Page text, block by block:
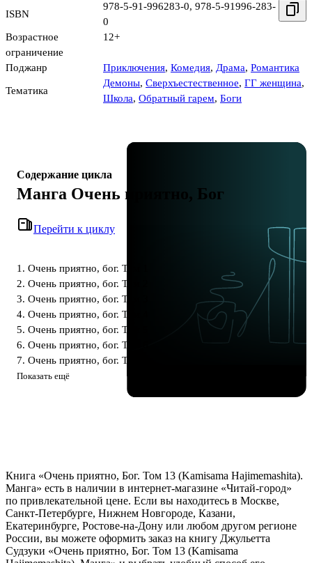
ISBN
978-5-91-996283-0, 978-5-91996-283-
0
Возрастное
ограничение
12+
Поджанр Приключения, Комедия, Драма, Романтика
Тематика
Демоны, Сверхъестественное, ГГ женщина,
Школа, Обратный гарем, Боги
Содержание цикла
Манга Очень приятно, Бог
Перейти к циклу
1. Очень приятно, бог. Том 1
2. Очень приятно, бог. Том 2
3. Очень приятно, бог. Том 3
4. Очень приятно, бог. Том 4
5. Очень приятно, бог. Том 5
6. Очень приятно, бог. Том 6
7. Очень приятно, бог. Том 7
Показать ещё
Книга «Очень приятно, Бог. Том 13 (Kamisama Hajimemashita).
Манга» есть в наличии в интернет-магазине «Читай-город»
по привлекательной цене. Если вы находитесь в Москве,
Санкт-Петербурге, Нижнем Новгороде, Казани,
Екатеринбурге, Ростове-на-Дону или любом другом регионе
России, вы можете оформить заказ на книгу Джульетта
Судзуки «Очень приятно, Бог. Том 13 (Kamisama